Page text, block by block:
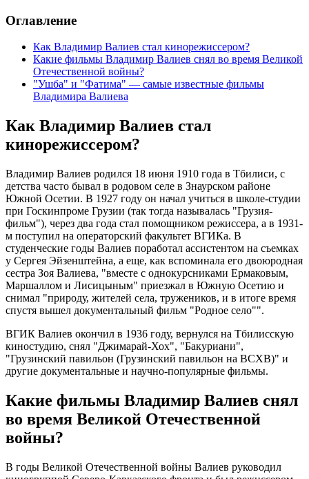
Оглавление
Как Владимир Валиев стал кинорежиссером?
Какие фильмы Владимир Валиев снял во время Великой
Отечественной войны?
"Ушба" и "Фатима" — самые известные фильмы
Владимира Валиева
Как Владимир Валиев стал
кинорежиссером?
Владимир Валиев родился 18 июня 1910 года в Тбилиси, с
детства часто бывал в родовом селе в Знаурском районе
Южной Осетии. В 1927 году он начал учиться в школе-студии
при Госкинпроме Грузии (так тогда называлась "Грузия-
фильм"), через два года стал помощником режиссера, а в 1931-
м поступил на операторский факультет ВГИКа. В
студенческие годы Валиев поработал ассистентом на съемках
у Сергея Эйзенштейна, а еще, как вспоминала его двоюродная
сестра Зоя Валиева, "вместе с однокурсниками Ермаковым,
Маршаллом и Лисицыным" приезжал в Южную Осетию и
снимал "природу, жителей села, тружеников, и в итоге время
спустя вышел документальный фильм "Родное село"".
ВГИК Валиев окончил в 1936 году, вернулся на Тбилисскую
киностудию, снял "Джимарай-Хох", "Бакуриани",
"Грузинский павильон (Грузинский павильон на ВСХВ)" и
другие документальные и научно-популярные фильмы.
Какие фильмы Владимир Валиев снял
во время Великой Отечественной
войны?
В годы Великой Отечественной войны Валиев руководил